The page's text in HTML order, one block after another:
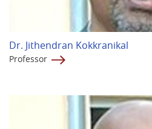
Dr. Jithendran Kokkranikal
Professor